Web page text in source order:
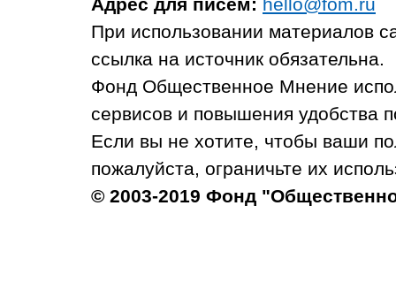
При использовании материалов
ссылка на источник обязательна.
Фонд Общественное Мнение
сервисов и повышения удобства
Если вы не хотите, чтобы ваши
пожалуйста, ограничьте их
© 2003-2019 Фонд